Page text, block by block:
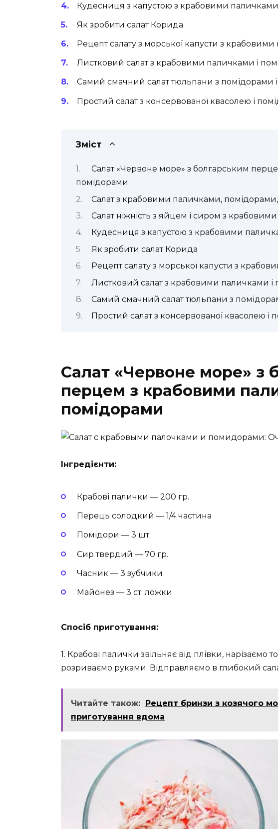
Кудесниця з капустою з крабовими
Як зробити салат Корида
Рецепт салату з морської капусти з
Листковий салат з крабовими паличками і
Самий смачний салат тюльпани з помідорами
Простий салат з консервованої квасолею і
Зміст
Салат «Червоне море» з болгарським
помідорами
Салат з крабовими паличками,
Салат ніжність з яйцем і сиром з
Кудесниця з капустою з крабовими
Як зробити салат Корида
Рецепт салату з морської капусти з
Листковий салат з крабовими паличками і
Самий смачний салат тюльпани з
Простий салат з консервованої квасолею і
Салат «Червоне море» з
перцем з крабовими
помідорами
Інгредієнти:
Крабові палички — 200 гр.
Перець солодкий — 1/4 частина
Помідори — 3 шт.
Сир твердий — 70 гр.
Часник — 3 зубчики
Майонез — 3 ст. ложки
Спосіб приготування:
1. Крабові палички звільняє від плівки,
розриваємо руками. Відправляємо в глибокий
Читайте також: Рецепт бринзи з козячого
приготування вдома